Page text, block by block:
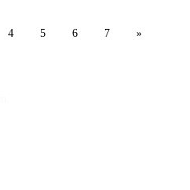
4 5 6 7 »